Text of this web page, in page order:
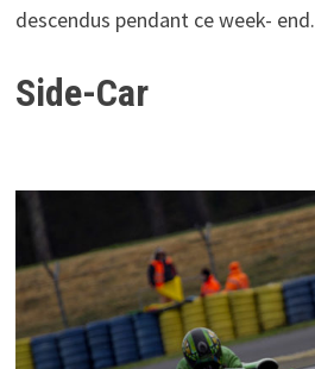
descendus pendant ce week- end.
Side-Car